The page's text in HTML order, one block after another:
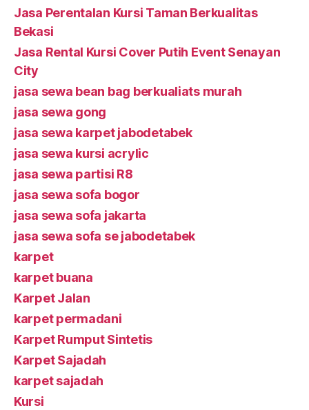
Jasa Perentalan Kursi Taman Berkualitas
Bekasi
Jasa Rental Kursi Cover Putih Event Senayan
City
jasa sewa bean bag berkualiats murah
jasa sewa gong
jasa sewa karpet jabodetabek
jasa sewa kursi acrylic
jasa sewa partisi R8
jasa sewa sofa bogor
jasa sewa sofa jakarta
jasa sewa sofa se jabodetabek
karpet
karpet buana
Karpet Jalan
karpet permadani
Karpet Rumput Sintetis
Karpet Sajadah
karpet sajadah
Kursi